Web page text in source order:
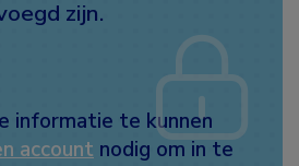
zijn.
informatie te kunnen
account nodig om in te